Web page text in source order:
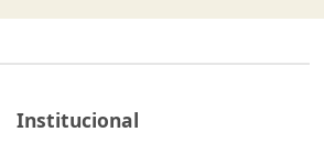
Institucional